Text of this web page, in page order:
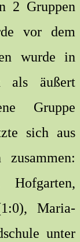
2 Gruppen
vor dem
wurde in
als äußert
Gruppe
sich aus
Maria-
unter